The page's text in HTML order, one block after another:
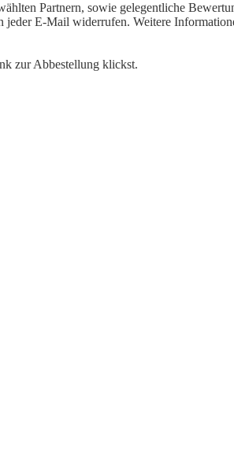
Partnern, sowie gelegentliche
E-Mail widerrufen. Weitere
zur Abbestellung klickst.